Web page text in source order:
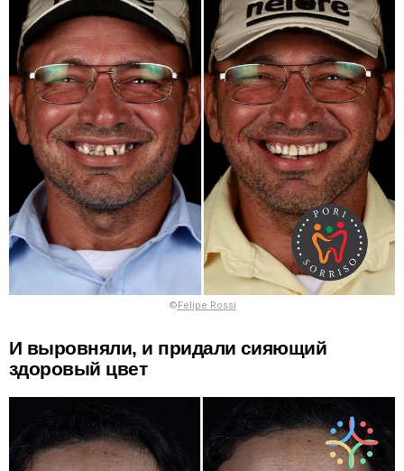
© Felipe Rossi
И выровняли, и придали сияющий
здоровый цвет